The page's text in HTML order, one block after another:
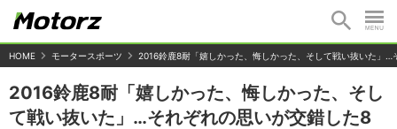
HOME モータースポーツ 2016鈴鹿8耐「嬉しかった、悔しかった、そして戦い抜いた」…
2016鈴鹿8耐「嬉しかった、悔しかった、そし
て戦い抜いた」…それぞれの思いが交錯した8